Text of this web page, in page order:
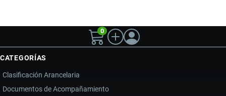
0
CATEGORÍAS
Clasificación Arancelaria
Documentos de Acompañamiento